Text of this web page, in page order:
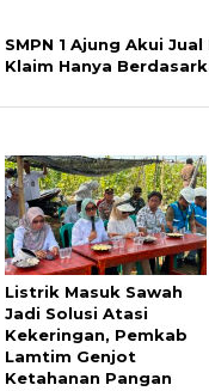
SMPN 1 Ajung Akui
Klaim Hanya
Listrik Masuk Sawah
Jadi Solusi Atasi
Kekeringan, Pemkab
Lamtim Genjot
Ketahanan Pangan